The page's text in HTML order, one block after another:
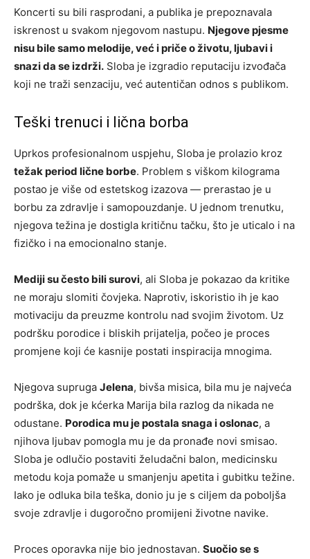
Koncerti su bili rasprodani, a publika je prepoznavala
iskrenost u svakom njegovom nastupu. Njegove pjesme
nisu bile samo melodije, već i priče o životu, ljubavi i
snazi da se izdrži. Sloba je izgradio reputaciju izvođača
koji ne traži senzaciju, već autentičan odnos s publikom.
Teški trenuci i lična borba
Uprkos profesionalnom uspjehu, Sloba je prolazio kroz
težak period lične borbe. Problem s viškom kilograma
postao je više od estetskog izazova — prerastao je u
borbu za zdravlje i samopouzdanje. U jednom trenutku,
njegova težina je dostigla kritičnu tačku, što je uticalo i na
fizičko i na emocionalno stanje.
Mediji su često bili surovi, ali Sloba je pokazao da kritike
ne moraju slomiti čovjeka. Naprotiv, iskoristio ih je kao
motivaciju da preuzme kontrolu nad svojim životom. Uz
podršku porodice i bliskih prijatelja, počeo je proces
promjene koji će kasnije postati inspiracija mnogima.
Njegova supruga Jelena, bivša misica, bila mu je najveća
podrška, dok je kćerka Marija bila razlog da nikada ne
odustane. Porodica mu je postala snaga i oslonac, a
njihova ljubav pomogla mu je da pronađe novi smisao.
Sloba je odlučio postaviti želudačni balon, medicinsku
metodu koja pomaže u smanjenju apetita i gubitku težine.
Iako je odluka bila teška, donio ju je s ciljem da poboljša
svoje zdravlje i dugoročno promijeni životne navike.
Proces oporavka nije bio jednostavan. Suočio se s